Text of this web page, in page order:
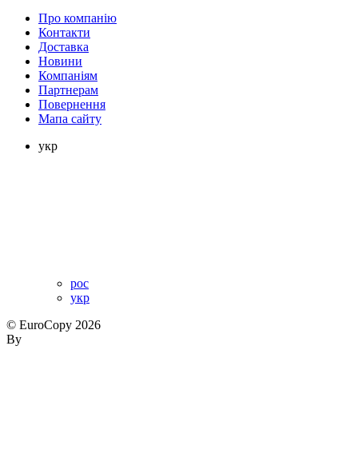
Про компанію
Контакти
Доставка
Новини
Компаніям
Партнерам
Повернення
Мапа сайту
укр
рос
укр
© EuroCopy 2026
By